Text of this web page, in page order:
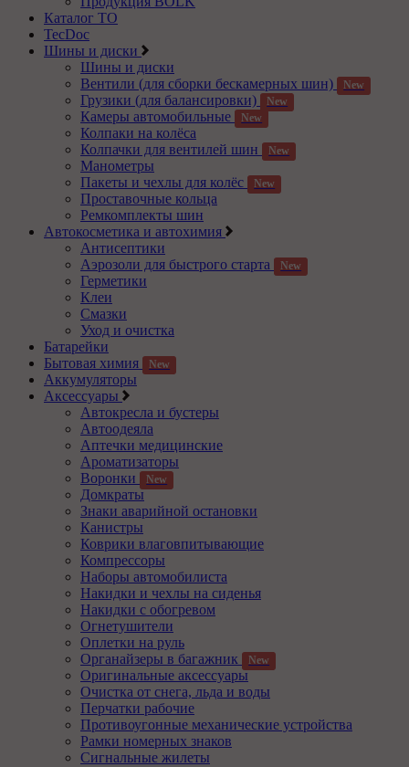
Каталог ТО
TecDoc
Шины и диски
Шины и диски
Вентили (для сборки бескамерных шин)
New
Грузики (для балансировки) New
Камеры автомобильные New
Колпаки на колёса
Колпачки для вентилей шин
New
Манометры
Пакеты и чехлы для колёс
New
Проставочные кольца
Ремкомплекты шин
Автокосметика и автохимия
Антисептики
Аэрозоли для быстрого старта
New
Герметики
Клеи
Смазки
Уход и очистка
Батарейки
Бытовая химия
New
Аккумуляторы
Аксессуары
Автокресла и бустеры
Автоодеяла
Аптечки медицинские
Ароматизаторы
Воронки
New
Домкраты
Знаки аварийной остановки
Канистры
Коврики влаговпитывающие
Компрессоры
Наборы автомобилиста
Накидки и чехлы на сиденья
Накидки с обогревом
Огнетушители
Оплетки на руль
Органайзеры в багажник
New
Оригинальные аксессуары
Очистка от снега, льда и воды
Перчатки рабочие
Противоугонные механические устройства
Рамки номерных знаков
Сигнальные жилеты